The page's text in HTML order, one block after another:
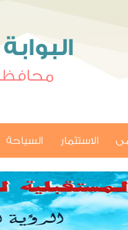
محافظة
الاستثمار السياحة